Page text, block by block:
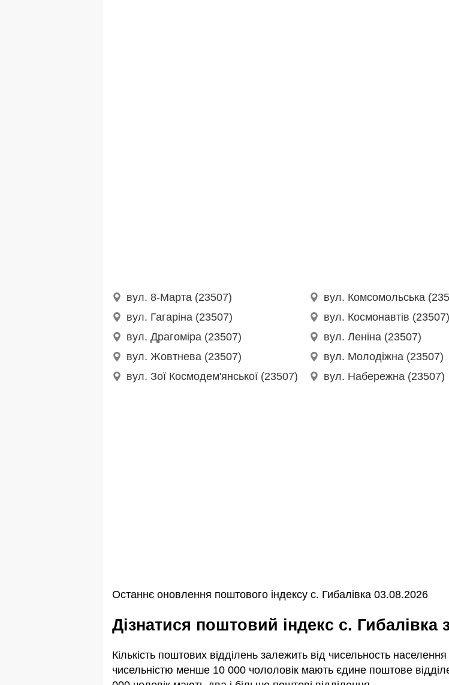
вул. 8-Марта (23507)
вул. Гагаріна (23507)
вул. Драгоміра (23507)
вул. Жовтнева (23507)
вул. Зої Космодем'янської (23507)
вул. Комсомольська
вул. Космонавтів (23507)
вул. Леніна (23507)
вул. Молодіжна (23507)
вул. Набережна (23507)
Останнє оновлення поштового індексу с. Гибалівка 03.08.2026
Дізнатися поштовий індекс с.
Кількість поштових відділень залежить від чисельность
чисельністю менше 10 000 чололовік мають єдине поштове